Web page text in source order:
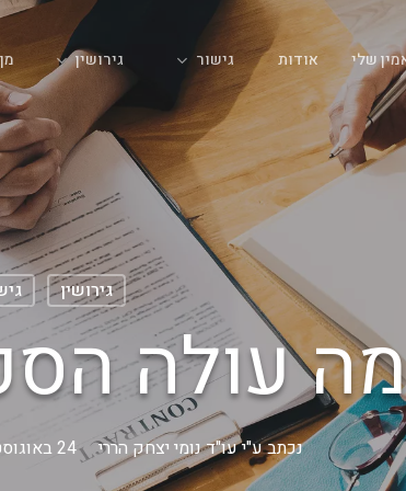
שלי אודות גישור גירושין
גירושין
עולה
נכתב ע"יעו"ד נומי יצחק הררי 24 באוגוסט 2021